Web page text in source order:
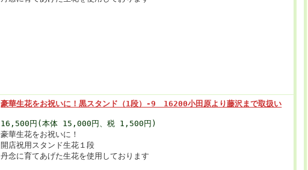
豪華生花をお祝いに！黒スタンド（1段）-9 16200小田原より藤沢まで取扱い
16,500円(本体 15,000円、税 1,500円)
豪華生花をお祝いに！
開店祝用スタンド生花１段
丹念に育てあげた生花を使用しております